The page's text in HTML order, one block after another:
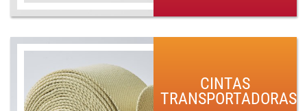
CINTAS
TRANSPORTADORAS